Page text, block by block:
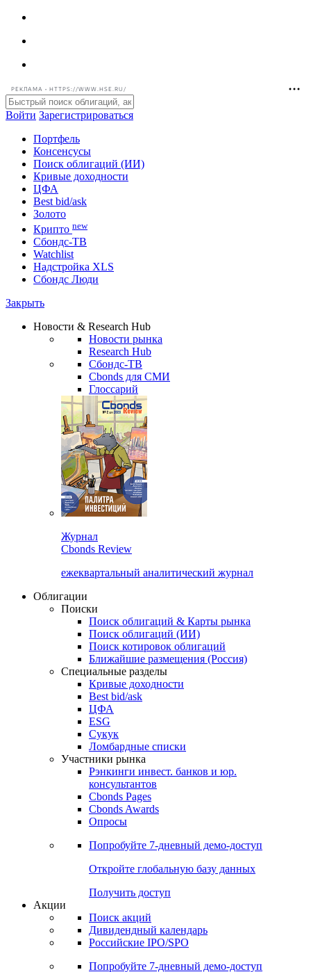
РЕКЛАМА • HTTPS://WWW.HSE.RU/
Войти Зарегистрироваться
Портфель
Консенсусы
Поиск облигаций (ИИ)
Кривые доходности
ЦФА
Best bid/ask
Золото
Крипто new
Watchlist
Сбондс Люди
Новости & Research Hub
Новости рынка
Research Hub
Сбондс-ТВ
Cbonds для СМИ
Глоссарий
Cbonds Review
ежеквартальный аналитический журнал
Облигации
Поиски
Поиск облигаций & Карты рынка
Поиск облигаций (ИИ)
Поиск котировок облигаций
Ближайшие размещения (Россия)
Специальные разделы
Кривые доходности
Best bid/ask
ЦФА
ESG
Сукук
Ломбардные списки
Участники рынка
Рэнкинги инвест. банков и юр.
Cbonds Pages
Опросы
Попробуйте7-дневный
Откройте глобальную базу данных
Получить доступ
Поиск акций